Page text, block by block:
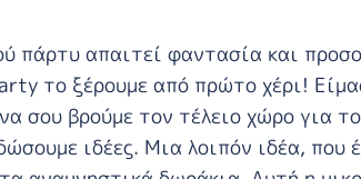
πάρτυ απαιτεί φαντασία και
το ξέρουμε από πρώτο χέρι!
σου βρούμε τον τέλειο χώρο για
ιδέες. Μια λοιπόν ιδέα, που